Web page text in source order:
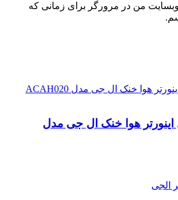
وبسایت من در مرورگر برای زمانی که
اینورتر هوا خنک ال جی مدل
الجی